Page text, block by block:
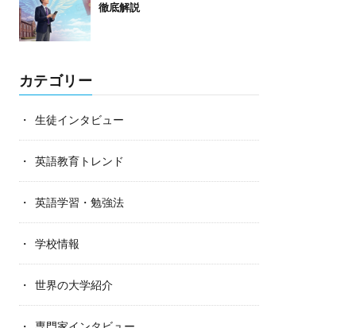
徹底解説
カテゴリー
生徒インタビュー
英語教育トレンド
英語学習・勉強法
学校情報
世界の大学紹介